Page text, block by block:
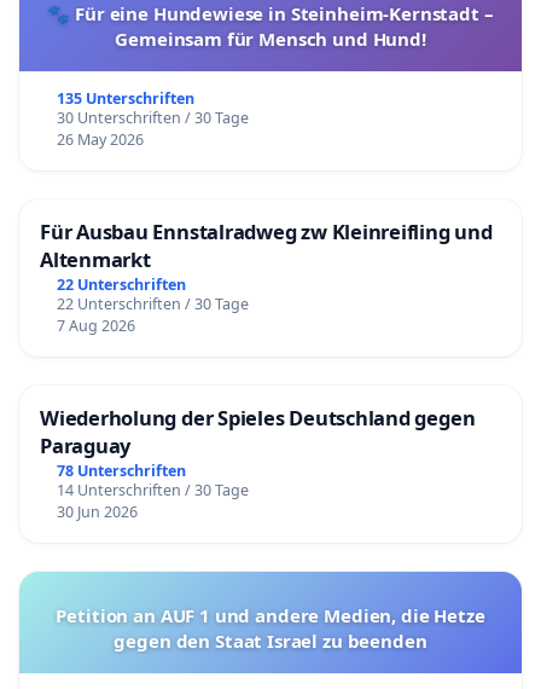
🐾 Für eine Hundewiese in Steinheim-Kernstadt –
Gemeinsam für Mensch und Hund!
135 Unterschriften
30 Unterschriften / 30 Tage
26 May 2026
Für Ausbau Ennstalradweg zw Kleinreifling und
Altenmarkt
22 Unterschriften
22 Unterschriften / 30 Tage
7 Aug 2026
Wiederholung der Spieles Deutschland gegen
Paraguay
78 Unterschriften
14 Unterschriften / 30 Tage
30 Jun 2026
Petition an AUF 1 und andere Medien, die Hetze
gegen den Staat Israel zu beenden